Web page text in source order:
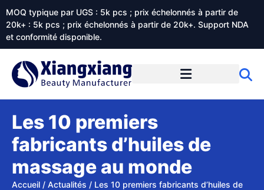
MOQ typique par UGS : 5k pcs ; prix échelonnés à partir de
20k+ : 5k pcs ; prix échelonnés à partir de 20k+. Support NDA
et conformité disponible.
Les 10 premiers
fabricants d’huiles de
massage au monde
Accueil / Actualités / Les 10 premiers fabricants d’huiles de